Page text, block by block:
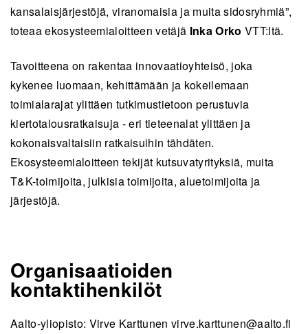
kansalaisjärjestöjä, viranomaisia ja muita sidosryhmiä”,
toteaa ekosysteemialoitteen vetäjä Inka Orko VTT:ltä.
Tavoitteena on rakentaa innovaatioyhteisö, joka
kykenee luomaan, kehittämään ja kokeilemaan
toimialarajat ylittäen tutkimustietoon perustuvia
kiertotalousratkaisuja - eri tieteenalat ylittäen ja
kokonaisvaltaisiin ratkaisuihin tähdäten.
Ekosysteemialoitteen tekijät kutsuvatyrityksiä, muita
T&K-toimijoita, julkisia toimijoita, aluetoimijoita ja
järjestöjä.
Organisaatioiden
kontaktihenkilöt
Aalto-yliopisto: Virve Karttunen virve.karttunen@aalto.fi